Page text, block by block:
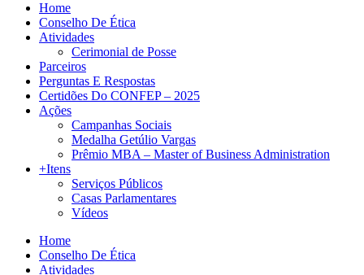
Home
Conselho De Ética
Atividades
Cerimonial de Posse
Parceiros
Perguntas E Respostas
Certidões Do CONFEP – 2025
Ações
Campanhas Sociais
Medalha Getúlio Vargas
Prêmio MBA – Master of Business Administration
+Itens
Serviços Públicos
Casas Parlamentares
Vídeos
Home
Conselho De Ética
Atividades